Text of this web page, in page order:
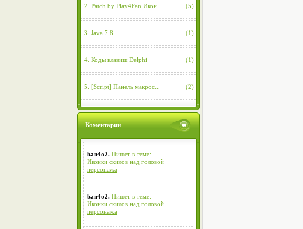
2. Patch by Play4Fan Икон... (5)
3. Java 7,8 (1)
4. Коды клавиш Delphi (1)
5. [Script] Панель макрос... (2)
Коментарии
ban4o2. Пишет в теме:
Иконки скилов над головой
персонажа
ban4o2. Пишет в теме:
Иконки скилов над головой
персонажа